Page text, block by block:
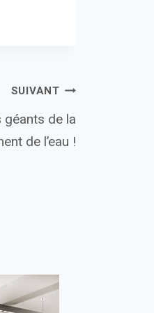
SUIVANT
géants de la
de l’eau !